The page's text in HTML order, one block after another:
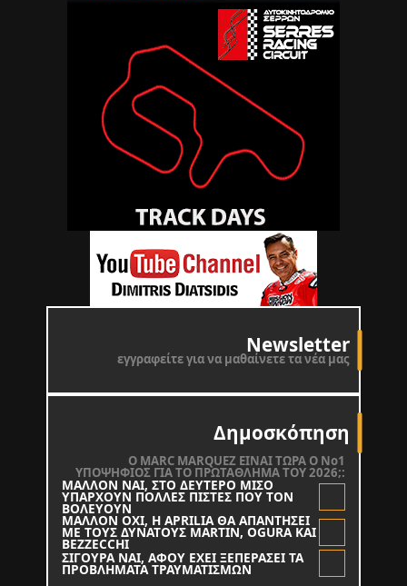
Newsletter
εγγραφείτε για να μαθαίνετε τα νέα μας
Δημοσκόπηση
O MARC MARQUEZ ΕΙΝΑΙ ΤΩΡΑ Ο Νο1
ΥΠΟΨΗΦΙΟΣ ΓΙΑ ΤΟ ΠΡΩΤΑΘΛΗΜΑ ΤΟΥ 2026;:
ΜΑΛΛΟΝ ΝΑΙ, ΣΤΟ ΔΕΥΤΕΡΟ ΜΙΣΟ
ΥΠΑΡΧΟΥΝ ΠΟΛΛΕΣ ΠΙΣΤΕΣ ΠΟΥ ΤΟΝ
ΒΟΛΕΥΟΥΝ
ΜΑΛΛΟΝ ΟΧΙ, Η APRILIA ΘΑ ΑΠΑΝΤΗΣΕΙ
ΜΕ ΤΟΥΣ ΔΥΝΑΤΟΥΣ MARTIN, OGURA KAI
BEZZECCHI
ΣΙΓΟΥΡΑ ΝΑΙ, ΑΦΟΥ ΕΧΕΙ ΞΕΠΕΡΑΣΕΙ ΤΑ
ΠΡΟΒΛΗΜΑΤΑ ΤΡΑΥΜΑΤΙΣΜΩΝ